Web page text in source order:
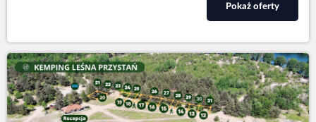
Pokaż oferty